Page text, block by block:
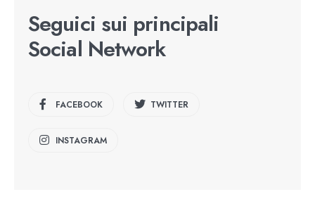
Seguici sui principali
Social Network
FACEBOOK TWITTER
INSTAGRAM